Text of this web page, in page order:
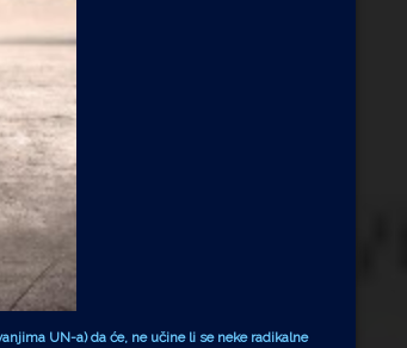
UN-a) da će, ne učine li se neke radikalne